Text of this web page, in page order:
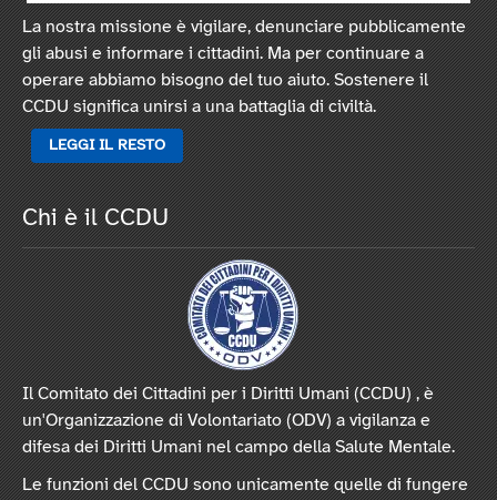
La nostra missione è vigilare, denunciare pubblicamente
gli abusi e informare i cittadini. Ma per continuare a
operare abbiamo bisogno del tuo aiuto. Sostenere il
CCDU significa unirsi a una battaglia di civiltà.
LEGGI IL RESTO
Chi è il CCDU
Il Comitato dei Cittadini per i Diritti Umani (CCDU) , è
un'Organizzazione di Volontariato (ODV) a vigilanza e
difesa dei Diritti Umani nel campo della Salute Mentale.
Le funzioni del CCDU sono unicamente quelle di fungere